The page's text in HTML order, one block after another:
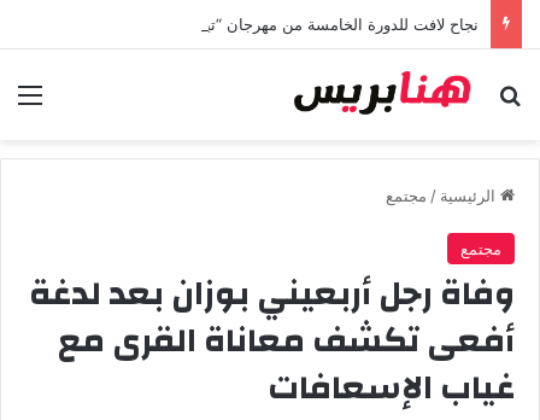
بحث عن
الرئيسية / مجتمع
مجتمع
وفاة رجل أربعيني بوزان بعد لدغة
أفعى تكشف معاناة القرى مع
غياب الإسعافات